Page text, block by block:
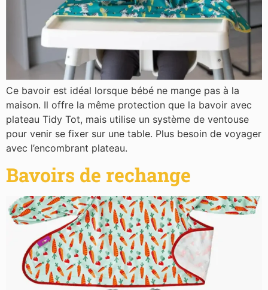
Ce bavoir est idéal lorsque bébé ne mange pas à la
maison. Il offre la même protection que la bavoir avec
plateau Tidy Tot, mais utilise un système de ventouse
pour venir se fixer sur une table. Plus besoin de voyager
avec l’encombrant plateau.
Bavoirs de rechange